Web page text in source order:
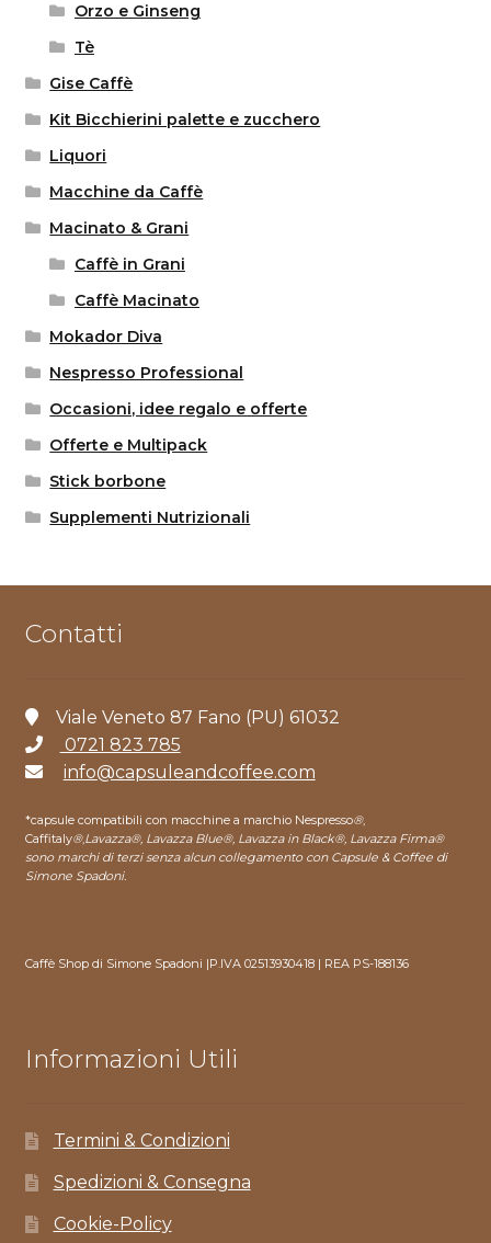
Orzo e Ginseng
Tè
Gise Caffè
Kit Bicchierini palette e zucchero
Liquori
Macchine da Caffè
Macinato & Grani
Caffè in Grani
Caffè Macinato
Mokador Diva
Nespresso Professional
Occasioni, idee regalo e offerte
Offerte e Multipack
Stick borbone
Supplementi Nutrizionali
Contatti
Viale Veneto 87 Fano (PU) 61032
0721 823 785
info@capsuleandcoffee.com
*capsule compatibili con macchine a marchio Nespresso®,
Caffitaly®,Lavazza®, Lavazza Blue®, Lavazza in Black®, Lavazza Firma®
sono marchi di terzi senza alcun collegamento con Capsule & Coffee di
Simone Spadoni.
Caffè Shop di Simone Spadoni |P.IVA 02513930418 | REA PS-188136
Informazioni Utili
Termini & Condizioni
Spedizioni & Consegna
Cookie-Policy